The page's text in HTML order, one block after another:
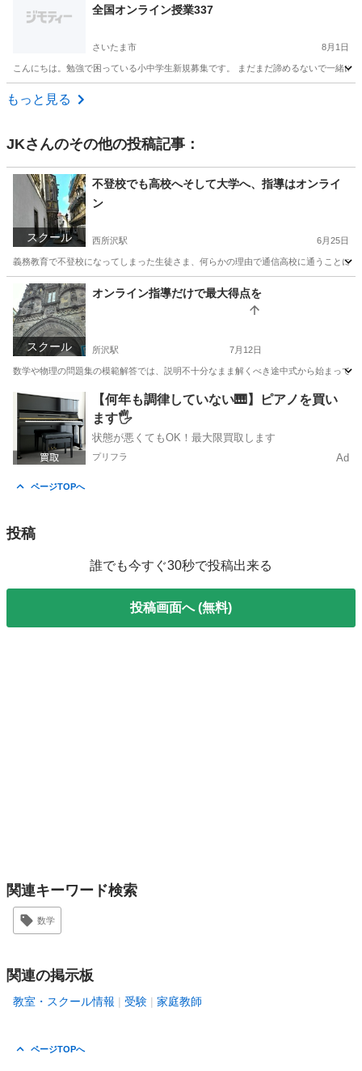
全国オンライン授業337
さいたま市 8月1日
こんにちは。勉強で困っている小中学生新規募集です。 まだまだ諦めるないで一緒
埼玉 さいたま市
もっと見る
JKさんのその他の投稿記事：
スクール
不登校でも高校へそして大学へ、指導はオンライ
ン
西所沢駅 6月25日
義務教育で不登校になってしまった生徒さま、何らかの理由で通信高校に通うことに
埼玉 所沢市 西所沢駅 家庭教師 理系
スクール
オンライン指導だけで最大得点を
所沢駅 7月12日
数学や物理の問題集の模範解答では、説明不十分なまま解くべき途中式から始まって
埼玉 所沢市 所沢駅 家庭教師 理系
【何年も調律していない🎹】ピアノを買い
ます🖐️
状態が悪くてもOK！最大限買取します
プリフラ Ad
ページTOPへ
投稿
誰でも今すぐ30秒で投稿出来る
投稿画面へ (無料)
関連キーワード検索
数学
関連の掲示板
教室・スクール情報 受験 家庭教師
ページTOPへ